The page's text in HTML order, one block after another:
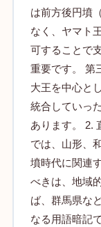
は前方後円墳
なく、ヤマト
可することで
重要です。 第
大王を中心と
統合していっ
あります。 2.
では、山形、
墳時代に関連
べきは、地域
ば、群馬県な
なる用語暗記